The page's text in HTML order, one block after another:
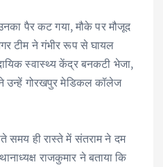
पैर कट गया, मौके पर मौजूद
टीम ने गंभीर रूप से घायल
स्वास्थ्य केंद्र बनकटी भेजा,
उन्हें गोरखपुर मेडिकल कॉलेज
ही रास्ते में संतराम ने दम
राजकुमार ने बताया कि